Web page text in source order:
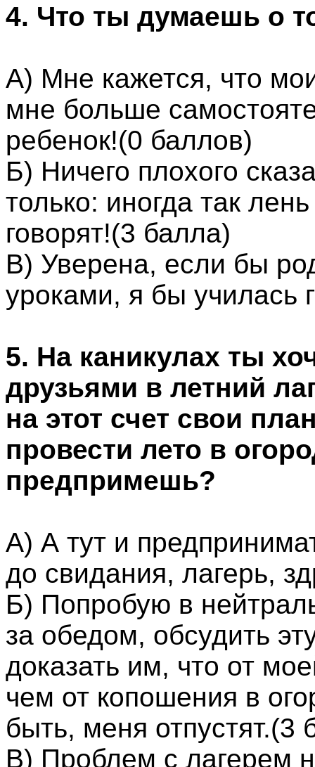
4. Что ты думаешь о
А) Мне кажется, что
мне больше
ребенок!(0 баллов)
Б) Ничего плохого
только: иногда так
говорят!(3 балла)
В) Уверена, если бы
уроками, я бы училась
5. На каникулах ты
друзьями в летний
на этот счет свои
провести лето в
предпримешь?
А) А тут и
до свидания, лагерь,
Б) Попробую в
за обедом, обсудить
доказать им, что от
чем от копошения в
быть, меня отпустят.(3
В) Проблем с лагерем